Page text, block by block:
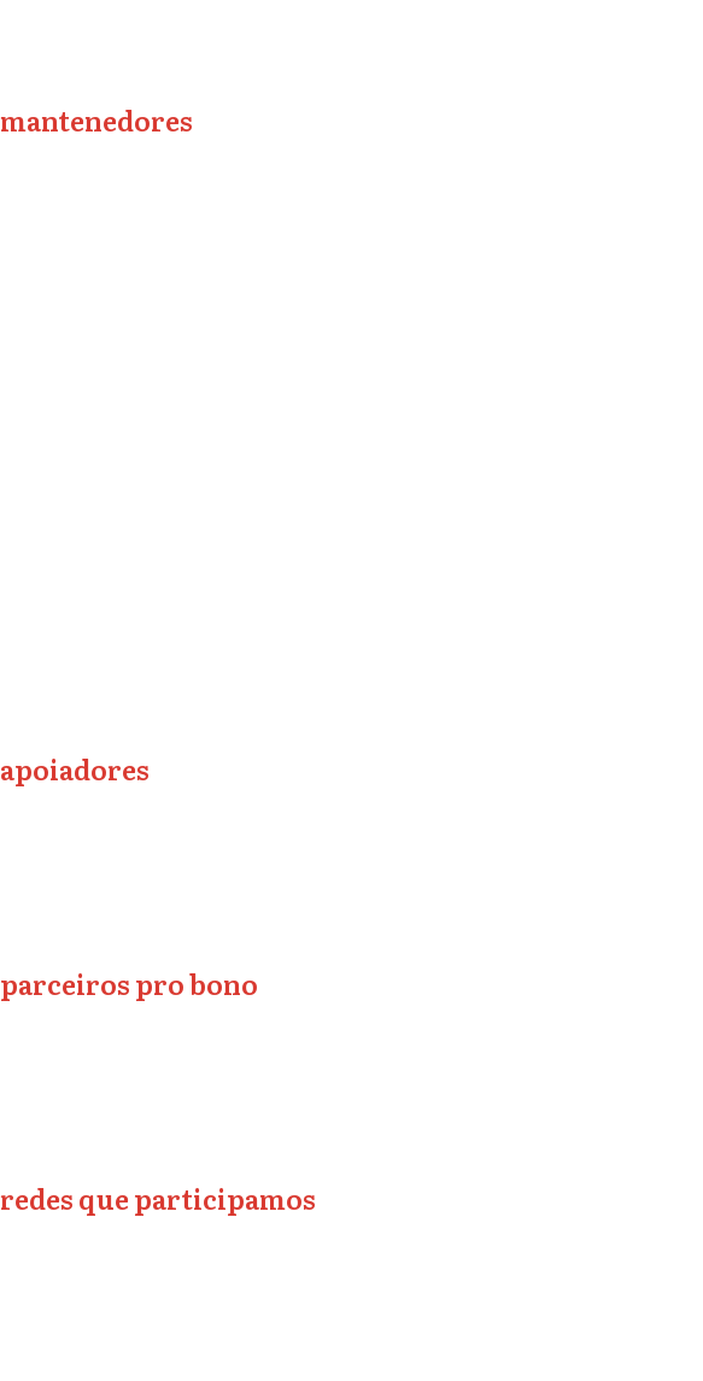
mantenedores
apoiadores
parceiros pro bono
redes que participamos